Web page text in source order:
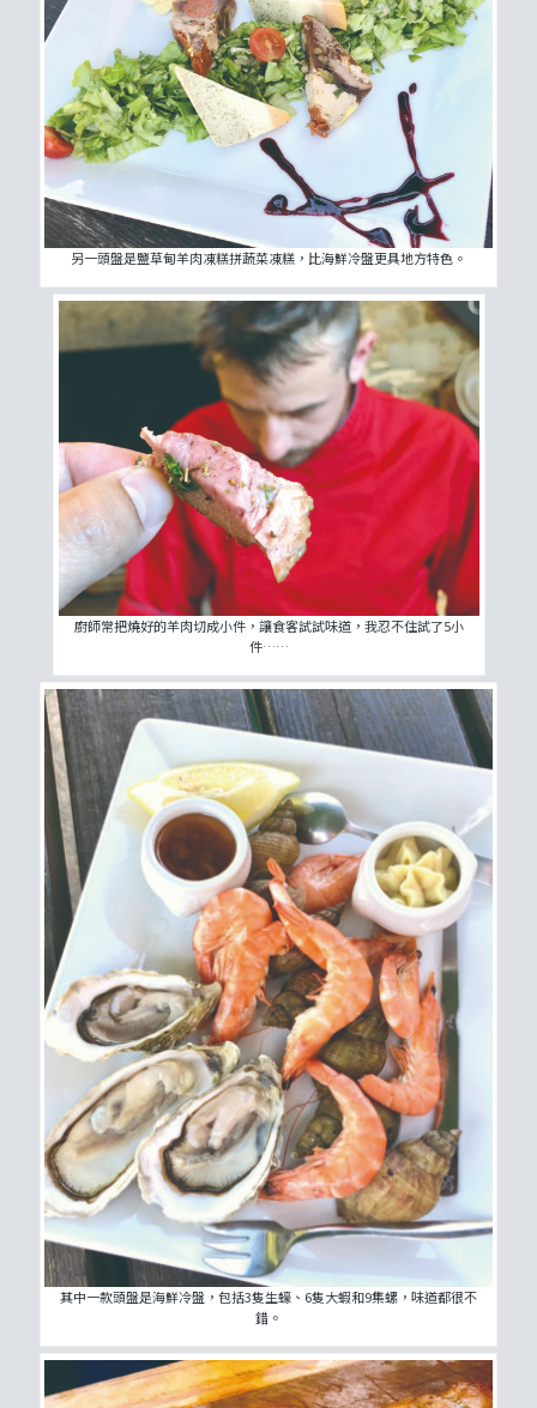
另一頭盤是鹽草甸羊肉凍糕拼蔬菜凍糕，比海鮮冷盤更具地方特色。
廚師常把燒好的羊肉切成小件，讓食客試試味道，我忍不住試了5小
件……
其中一款頭盤是海鮮冷盤，包括3隻生蠔、6隻大蝦和9集螺，味道都很不
錯。